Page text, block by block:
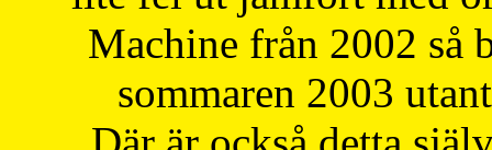
Machine från 2002 så
sommaren 2003